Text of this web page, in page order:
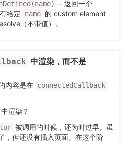
– 返回一个
给定
name 的 custom element
（不带值）。
中渲染，而不是
内容是在 connectedCallback
中渲染？
被调用的时候，还为时过早。虽
，但还没有插入页面。在这个阶